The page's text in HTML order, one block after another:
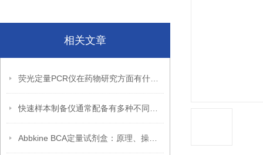
相关文章